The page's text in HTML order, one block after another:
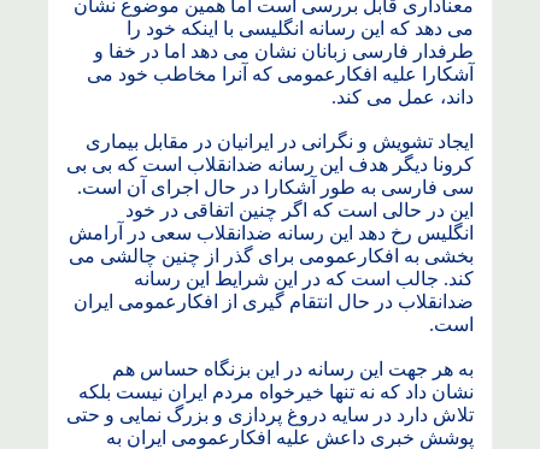
معناداری قابل بررسی است اما همین موضوع نشان
می دهد که این رسانه انگلیسی با اینکه خود را
طرفدار فارسی زبانان نشان می دهد اما در خفا و
آشکارا علیه افکارعمومی که آنرا مخاطب خود می
داند، عمل می کند.
ایجاد تشویش و نگرانی در ایرانیان در مقابل بیماری
کرونا دیگر هدف این رسانه ضدانقلاب است که بی بی
سی فارسی به طور آشکارا در حال اجرای آن است.
این در حالی است که اگر چنین اتفاقی در خود
انگلیس رخ دهد این رسانه ضدانقلاب سعی در آرامش
بخشی به افکارعمومی برای گذر از چنین چالشی می
کند. جالب است که در این شرایط این رسانه
ضدانقلاب در حال انتقام گیری از افکارعمومی ایران
است.
به هر جهت این رسانه در این بزنگاه حساس هم
نشان داد که نه تنها خیرخواه مردم ایران نیست بلکه
تلاش دارد در سایه دروغ پردازی و بزرگ نمایی و حتی
پوشش خبری داعش علیه افکارعمومی ایران به